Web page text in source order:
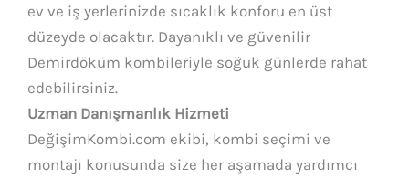
ev ve iş yerlerinizde sıcaklık konforu en üst
düzeyde olacaktır. Dayanıklı ve güvenilir
Demirdöküm kombileriyle soğuk günlerde rahat
edebilirsiniz.
Uzman Danışmanlık Hizmeti
DeğişimKombi.com ekibi, kombi seçimi ve
montajı konusunda size her aşamada yardımcı